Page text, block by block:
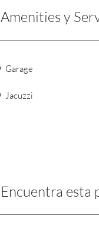
Amenities y
Garage
Jacuzzi
Encuentra esta